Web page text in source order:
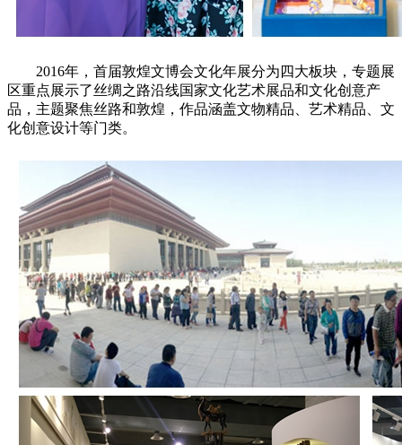
2016年，首届敦煌文博会文化年展分为四大板块，专题展
区重点展示了丝绸之路沿线国家文化艺术展品和文化创意产
品，主题聚焦丝路和敦煌，作品涵盖文物精品、艺术精品、文
化创意设计等门类。